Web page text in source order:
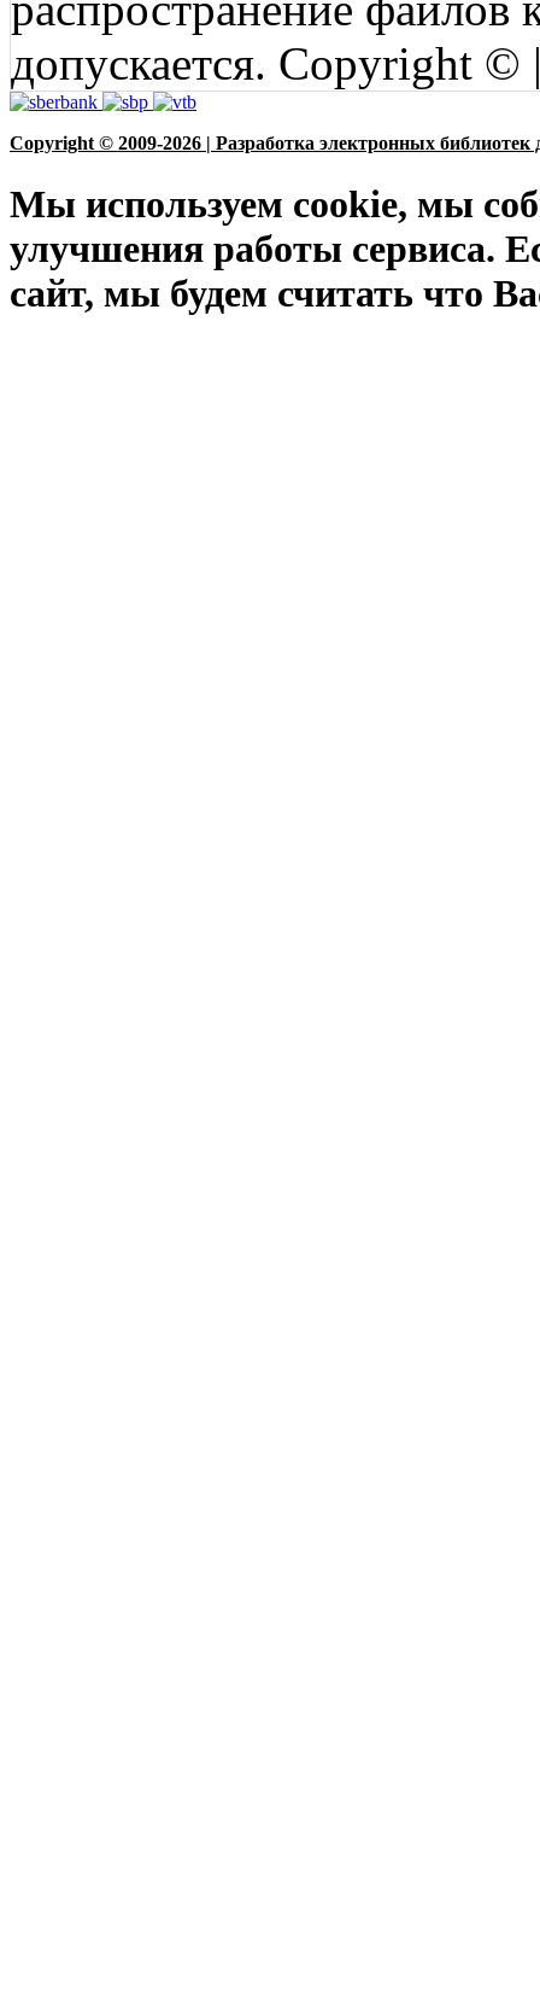
допускается. Copyright
Copyright © 2009-2026 | Разработка электронных библиотек
Мы используем cookie, мы
улучшения работы сервиса.
сайт, мы будем считать что